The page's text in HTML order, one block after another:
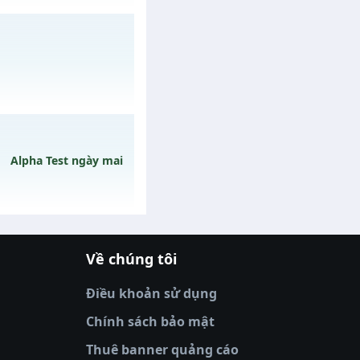
07/2626
08/2626
Alpha Test ngày mai
09/08/2626
|Link xem bóng đá
truc tiep bong da |colatv
|DABET |xem bóng đá
Về chúng tôi
Điều khoản sử dụng
Chính sách bảo mật
Thuê banner quảng cáo